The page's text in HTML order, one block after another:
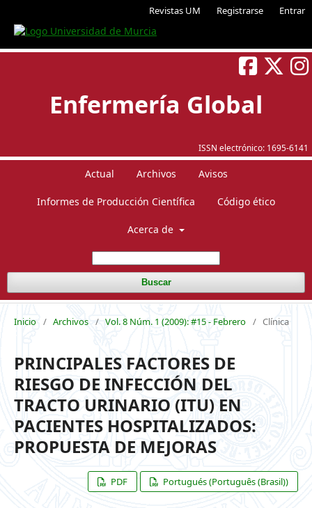
Revistas UM Registrarse Entrar
ISSN electrónico: 1695-6141
Enfermería Global
Actual Archivos Avisos
Informes de Producción Científica Código ético
Acerca de
Buscar
Inicio / Archivos / Vol. 8 Núm. 1 (2009): #15 - Febrero / Clínica
PRINCIPALES FACTORES DE
RIESGO DE INFECCIÓN DEL
TRACTO URINARIO (ITU) EN
PACIENTES HOSPITALIZADOS:
PROPUESTA DE MEJORAS
PDF Portugués (Português (Brasil))